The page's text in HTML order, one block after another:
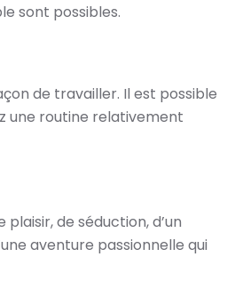
sont possibles.
de travailler. Il est possible
une routine relativement
de séduction, d’un
aventure passionnelle qui